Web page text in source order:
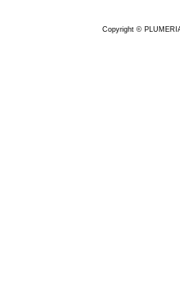
Copyright ©